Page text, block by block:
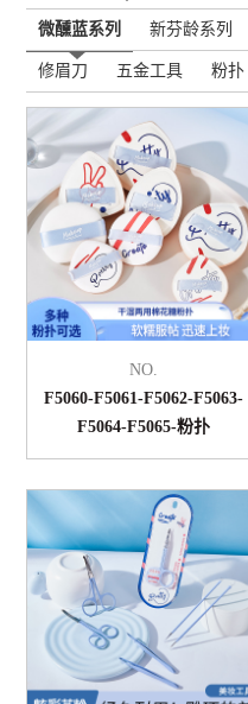
微醺蓝系列 新芬龄系列
修眉刀 五金工具 粉扑
NO.
F5060-F5061-F5062-F5063-
F5064-F5065-粉扑